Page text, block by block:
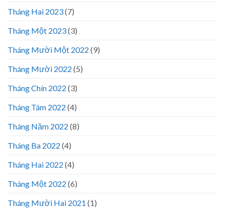
Tháng Hai 2023(7)
Tháng Một 2023(3)
Tháng Mười Một 2022 (9)
Tháng Mười 2022 (5)
Tháng Chín 2022 (3)
Tháng Tám 2022 (4)
Tháng Năm 2022 (8)
Tháng Ba 2022 (4)
Tháng Hai 2022 (4)
Tháng Một 2022 (6)
Tháng Mười Hai 2021 (1)